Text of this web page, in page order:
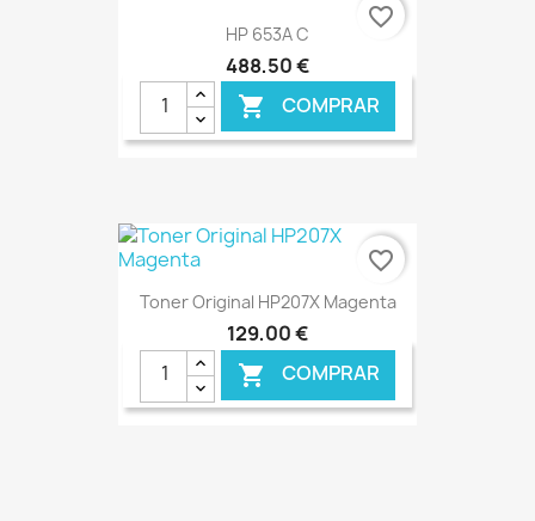
HP 653A C
488,50 €
 COMPRAR
€ ONLINE
favorite_border
Toner Original HP207X Magenta
129,00 €
 COMPRAR
favorite_border